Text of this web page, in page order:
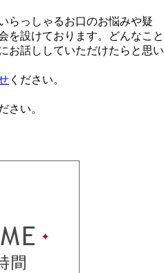
らっしゃるお口のお悩みや疑
を設けております。どんなこと
お話ししていただけたらと思い
ください。
さい。